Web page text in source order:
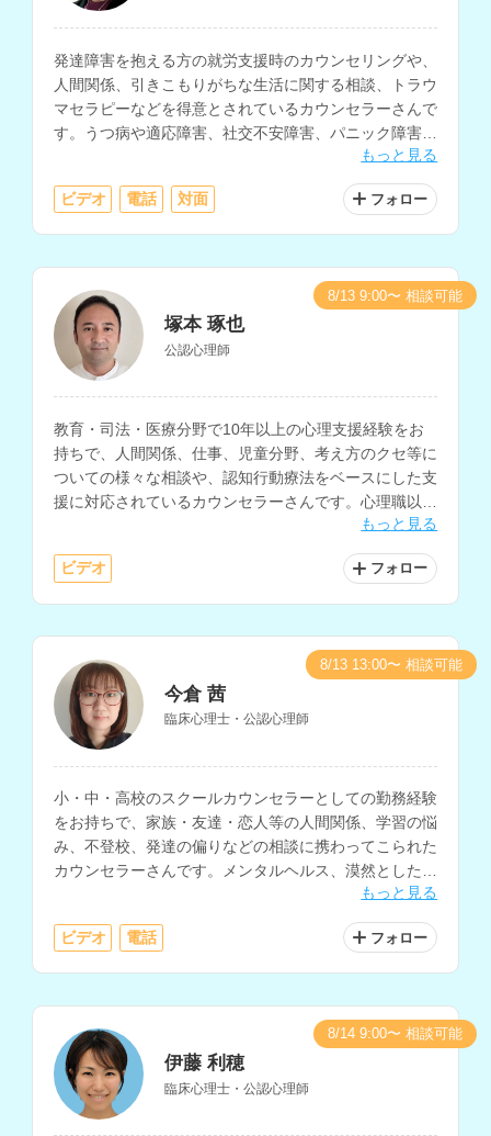
発達障害を抱える方の就労支援時のカウンセリングや、
人間関係、引きこもりがちな生活に関する相談、トラウ
マセラピーなどを得意とされているカウンセラーさんで
す。うつ病や適応障害、社交不安障害、パニック障害、
PTSD、生きづらさなどを抱える方の相談にも対応され
もっと見る
ビデオ 電話 対面 フォロー
塚本 琢也
公認心理師
教育・司法・医療分野で10年以上の心理支援経験をお
持ちで、人間関係、仕事、児童分野、考え方のクセ等に
ついての様々な相談や、認知行動療法をベースにした支
援に対応されているカウンセラーさんです。心理職以外
もっと見る
ビデオ フォロー
8/13 9:00〜 相談可能
今倉 茜
臨床心理士・公認心理師
小・中・高校のスクールカウンセラーとしての勤務経験
をお持ちで、家族・友達・恋人等の人間関係、学習の悩
み、不登校、発達の偏りなどの相談に携わってこられた
カウンセラーさんです。メンタルヘルス、漠然とした不
もっと見る
ビデオ 電話 フォロー
8/13 13:00〜 相談可能
伊藤 利穂
臨床心理士・公認心理師
8/14 9:00〜 相談可能